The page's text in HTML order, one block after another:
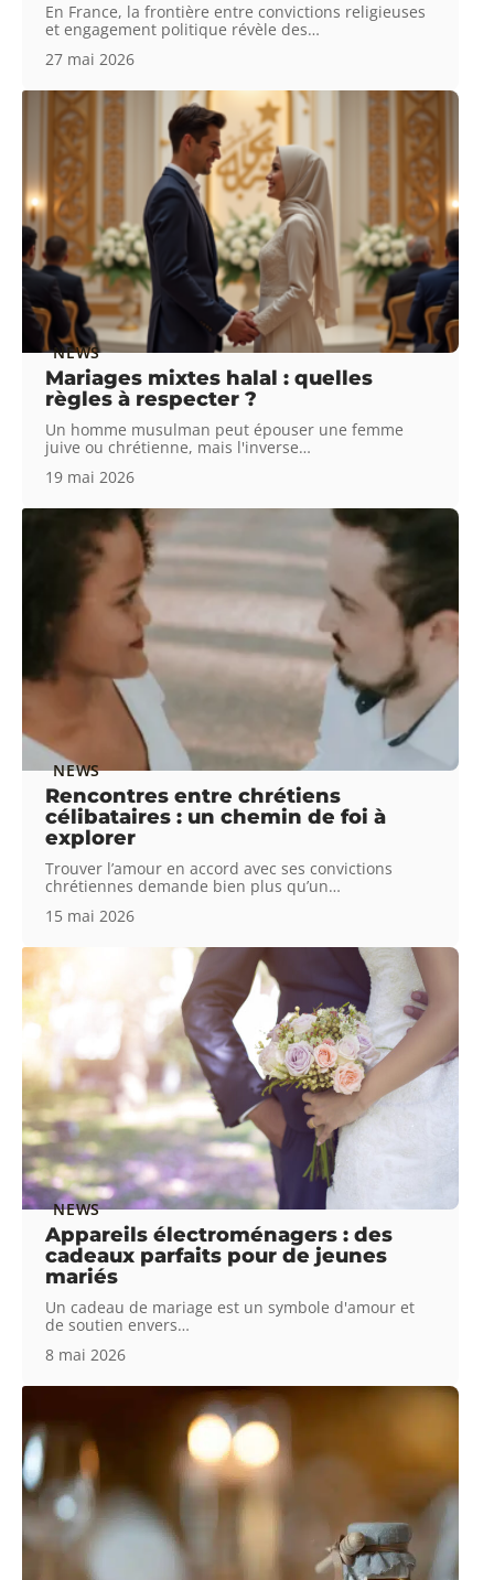
En France, la frontière entre convictions religieuses
et engagement politique révèle des…
27 mai 2026
NEWS
Mariages mixtes halal : quelles
règles à respecter ?
Un homme musulman peut épouser une femme
juive ou chrétienne, mais l'inverse…
19 mai 2026
NEWS
Rencontres entre chrétiens
célibataires : un chemin de foi à
explorer
Trouver l’amour en accord avec ses convictions
chrétiennes demande bien plus qu’un…
15 mai 2026
NEWS
Appareils électroménagers : des
cadeaux parfaits pour de jeunes
mariés
Un cadeau de mariage est un symbole d'amour et
de soutien envers…
8 mai 2026